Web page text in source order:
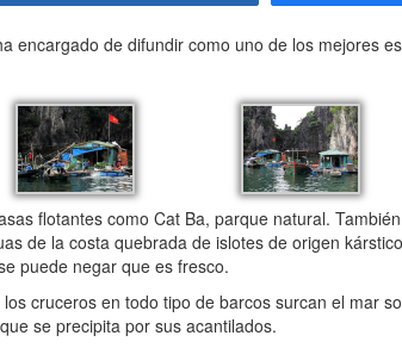
encargado de difundir como uno de los mejores
flotantes como Cat Ba, parque natural.
de la costa quebrada de islotes de origen
puede negar que es fresco.
cruceros en todo tipo de barcos surcan el mar
se precipita por sus acantilados.